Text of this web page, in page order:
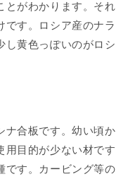
とがわかります。それ
です。ロシア産のナラ
し黄色っぽいのがロシ
ナ合板です。幼い頃か
用目的が少ない材です
です。カービング等の